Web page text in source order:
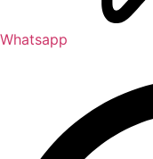
Whatsapp